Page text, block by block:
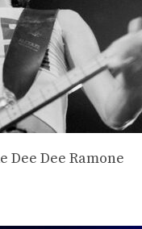
Dee Dee Ramone